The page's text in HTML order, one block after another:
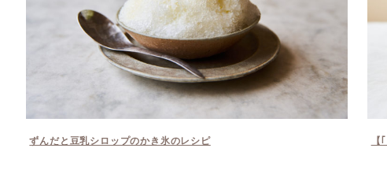
ずんだと豆乳シロップのかき氷のレシピ